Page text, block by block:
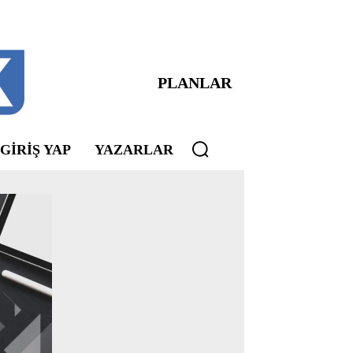
PLANLAR
YAP YAZARLAR